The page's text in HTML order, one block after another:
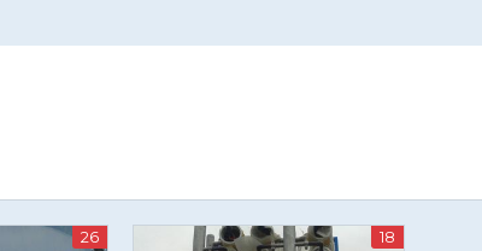
26 18